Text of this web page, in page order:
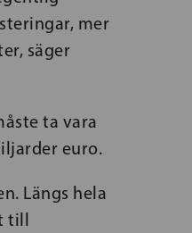
mer
säger
ta vara
euro.
Längs hela
till